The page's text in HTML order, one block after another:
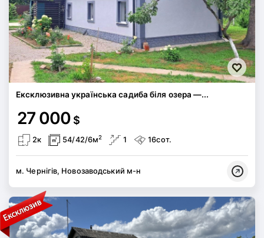
Ексклюзивна українська садиба біля озера —...
27 000 $
2к 54/42/6м2 1 16сот.
м. Чернігів, Новозаводський м-н